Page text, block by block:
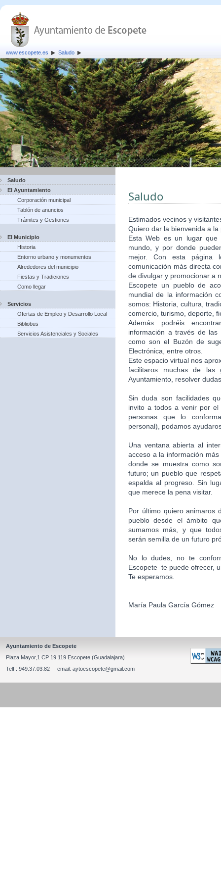
www.escopete.es Saludo
Saludo
El Ayuntamiento
Corporación municipal
Tablón de anuncios
Trámites y Gestiones
El Municipio
Historia
Entorno urbano y monumentos
Alrededores del municipio
Fiestas y Tradiciones
Como llegar
Servicios
Ofertas de Empleo y Desarrollo Local
Bibliobus
Servicios Asistenciales y Sociales
Saludo
Estimados vecinos y
Quiero dar la bienvenida a
Esta Web es un lugar
mundo, y por donde
mejor. Con esta página
comunicación más directa
de divulgar y promocionar a
Escopete un pueblo de
mundial de la información
somos: Historia, cultura,
comercio, turismo, deporte,
Además podréis
información a través de
como son el Buzón de
Electrónica, entre otros.
Este espacio virtual nos
facilitaros muchas de
Ayuntamiento, resolver
Sin duda son facilidades
invito a todos a venir por
personas que lo
personal), podamos
Una ventana abierta al
acceso a la información
donde se muestra como
futuro; un pueblo que
espalda al progreso. Sin
que merece la pena visitar.
Por último quiero animaros
pueblo desde el ámbito
sumamos más, y que
serán semilla de un futuro
No lo dudes, no te
Escopete te puede ofrecer,
Te esperamos.
María Paula García Gómez
Ayuntamiento de Escopete
Plaza Mayor,1 CP 19.119 Escopete (Guadalajara)
Telf : 949.37.03.82 email: aytoescopete@gmail.com